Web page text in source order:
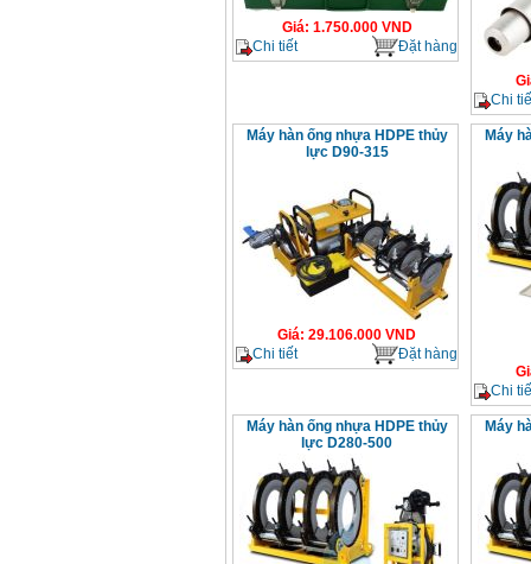
Giá: 1.750.000VND
Chi tiết
Đặt hàng
Chi
Máy hàn ống nhựa HDPE thủy
lực D90-315
Giá: 29.106.000 VND
Chi tiết
Đặt hàng
Máy
Chi
Máy hàn ống nhựa HDPE thủy
lực D280-500
Máy